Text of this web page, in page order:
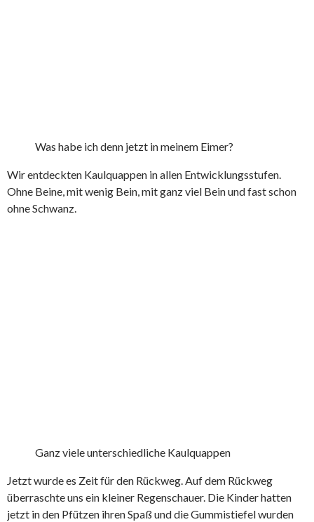
Was habe ich denn jetzt in meinem Eimer?
Wir entdeckten Kaulquappen in allen Entwicklungsstufen.
Ohne Beine, mit wenig Bein, mit ganz viel Bein und fast schon
ohne Schwanz.
Ganz viele unterschiedliche Kaulquappen
Jetzt wurde es Zeit für den Rückweg. Auf dem Rückweg
überraschte uns ein kleiner Regenschauer. Die Kinder hatten
jetzt in den Pfützen ihren Spaß und die Gummistiefel wurden